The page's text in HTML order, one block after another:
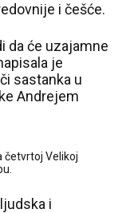
i češće.
da će uzajamne
je
sastanka u
Andrejem
četvrtoj Velikoj
i